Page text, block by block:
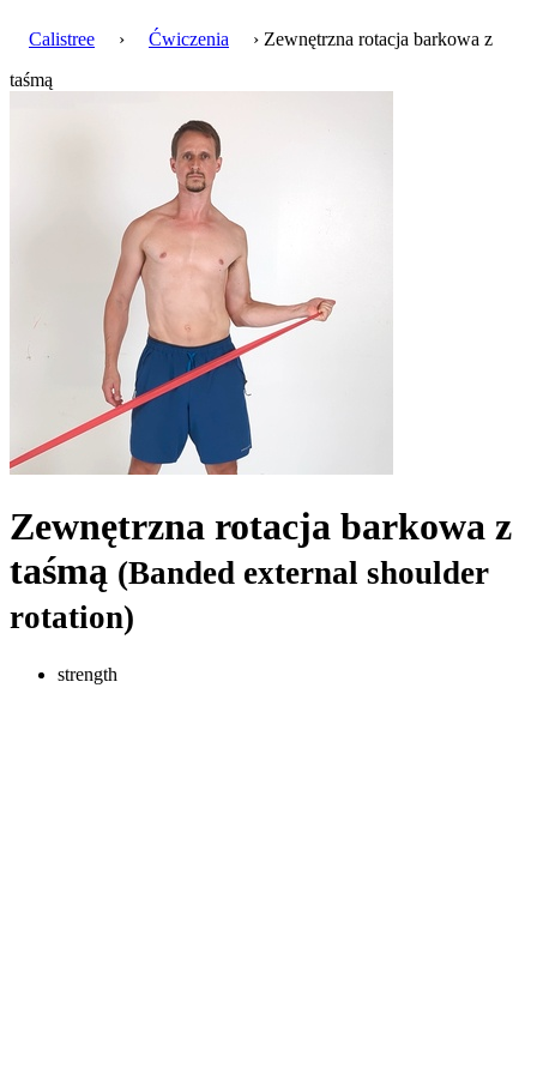
Calistree › Ćwiczenia
› Zewnętrzna rotacja barkowa z
taśmą
Zewnętrzna rotacja barkowa z
taśmą (Banded external shoulder
rotation)
strength